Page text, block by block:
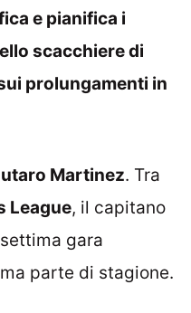
e pianifica i
scacchiere di
prolungamenti in
Martinez. Tra
League, il capitano
gara
parte di stagione.